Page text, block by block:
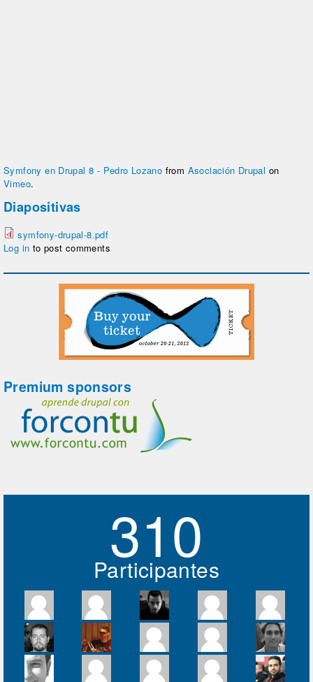
Symfony en Drupal 8 - Pedro Lozano from Asociación Drupal on
Vimeo.
Diapositivas
symfony-drupal-8.pdf
Log in to post comments
Premium sponsors
310
Participantes